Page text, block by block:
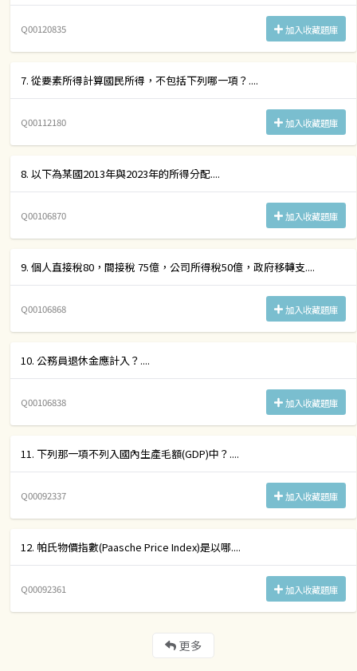
Q00120835 加入收藏題庫
7. 從要素所得計算國民所得，不包括下列哪一項？....
Q00112180 加入收藏題庫
8. 以下為某國2013年與2023年的所得分配....
Q00106870 加入收藏題庫
9. 個人直接稅80，間接稅 75億，公司所得稅50億，政府移轉支....
Q00106868 加入收藏題庫
10. 公務員退休金應計入？....
Q00106838 加入收藏題庫
11. 下列那一項不列入國內生產毛額(GDP)中？....
Q00092337 加入收藏題庫
12. 帕氏物價指數(Paasche Price Index)是以哪....
Q00092361 加入收藏題庫
更多